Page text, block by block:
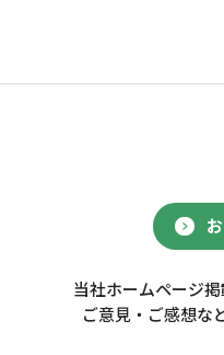
当社ホームページ
ご意見・ご感想な